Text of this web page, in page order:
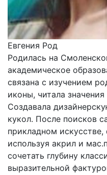
Евгения Род
Родилась на
академическое
связана с изучением
иконы, читала
Создавала
кукол. После поисков
прикладном искусстве,
используя акрил и
сочетать глубину
выразительной